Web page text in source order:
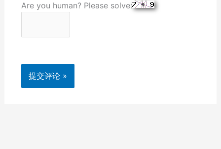
Are you human? Please solve: